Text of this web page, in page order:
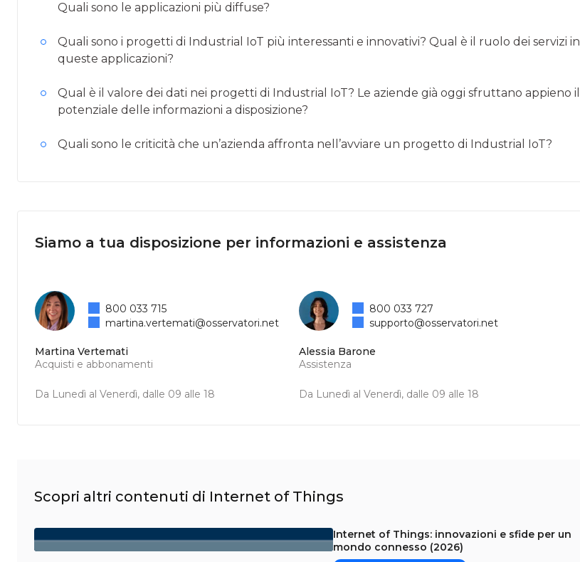
Quali sono le applicazioni più diffuse?
Quali sono i progetti di Industrial IoT più interessanti e innovativi? Qual è il ruolo dei servizi in
queste applicazioni?
Qual è il valore dei dati nei progetti di Industrial IoT? Le aziende già oggi sfruttano appieno il
potenziale delle informazioni a disposizione?
Quali sono le criticità che un’azienda affronta nell’avviare un progetto di Industrial IoT?
Siamo a tua disposizione per informazioni e assistenza
Martina Vertemati
Acquisti e abbonamenti
Da Lunedì al Venerdì, dalle 09 alle 18
800 033 715
martina.vertemati@osservatori.net
Alessia Barone
Assistenza
Da Lunedì al Venerdì, dalle 09 alle 18
800 033 727
supporto@osservatori.net
Scopri altri contenuti di Internet of Things
Internet of Things: innovazioni e sfide per un
mondo connesso (2026)